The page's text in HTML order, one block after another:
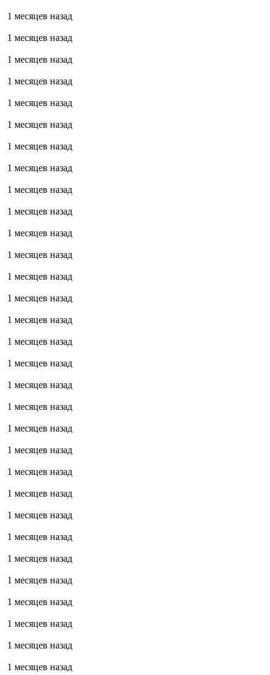
1 месяцев назад
1 месяцев назад
1 месяцев назад
1 месяцев назад
1 месяцев назад
1 месяцев назад
1 месяцев назад
1 месяцев назад
1 месяцев назад
1 месяцев назад
1 месяцев назад
1 месяцев назад
1 месяцев назад
1 месяцев назад
1 месяцев назад
1 месяцев назад
1 месяцев назад
1 месяцев назад
1 месяцев назад
1 месяцев назад
1 месяцев назад
1 месяцев назад
1 месяцев назад
1 месяцев назад
1 месяцев назад
1 месяцев назад
1 месяцев назад
1 месяцев назад
1 месяцев назад
1 месяцев назад
1 месяцев назад